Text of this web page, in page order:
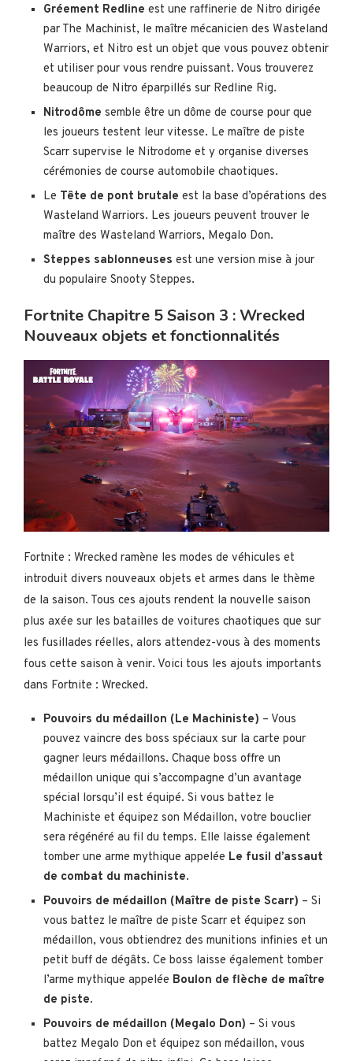
Gréement Redline est une raffinerie de Nitro dirigée
par The Machinist, le maître mécanicien des Wasteland
Warriors, et Nitro est un objet que vous pouvez obtenir
et utiliser pour vous rendre puissant. Vous trouverez
beaucoup de Nitro éparpillés sur Redline Rig.
Nitrodôme semble être un dôme de course pour que
les joueurs testent leur vitesse. Le maître de piste
Scarr supervise le Nitrodome et y organise diverses
cérémonies de course automobile chaotiques.
Le Tête de pont brutale est la base d’opérations des
Wasteland Warriors. Les joueurs peuvent trouver le
maître des Wasteland Warriors, Megalo Don.
Steppes sablonneuses est une version mise à jour
du populaire Snooty Steppes.
Fortnite Chapitre 5 Saison 3 : Wrecked
Nouveaux objets et fonctionnalités
Fortnite : Wrecked ramène les modes de véhicules et
introduit divers nouveaux objets et armes dans le thème
de la saison. Tous ces ajouts rendent la nouvelle saison
plus axée sur les batailles de voitures chaotiques que sur
les fusillades réelles, alors attendez-vous à des moments
fous cette saison à venir. Voici tous les ajouts importants
dans Fortnite : Wrecked.
Pouvoirs du médaillon (Le Machiniste) – Vous
pouvez vaincre des boss spéciaux sur la carte pour
gagner leurs médaillons. Chaque boss offre un
médaillon unique qui s’accompagne d’un avantage
spécial lorsqu’il est équipé. Si vous battez le
Machiniste et équipez son Médaillon, votre bouclier
sera régénéré au fil du temps. Elle laisse également
tomber une arme mythique appelée Le fusil d’assaut
de combat du machiniste.
Pouvoirs de médaillon (Maître de piste Scarr) – Si
vous battez le maître de piste Scarr et équipez son
médaillon, vous obtiendrez des munitions infinies et un
petit buff de dégâts. Ce boss laisse également tomber
l’arme mythique appelée Boulon de flèche de maître
de piste.
Pouvoirs de médaillon (Megalo Don) – Si vous
battez Megalo Don et équipez son médaillon, vous